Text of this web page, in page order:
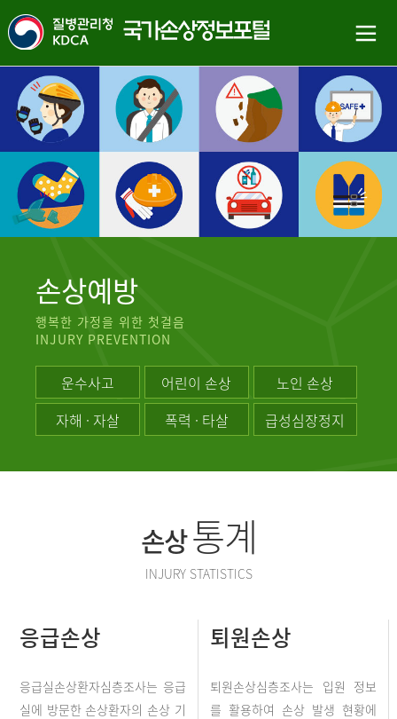
손상예방
행복한 가정을 위한 첫걸음
INJURY PREVENTION
운수사고 어린이 손상
노인 손상
자해 · 자살
폭력 · 타살 급성심장정지
손상통계
INJURY STATISTICS
응급손상
응급실손상환자심층조사는 응급
실에 방문한 손상환자의 손상 기
퇴원손상
퇴원손상심층조사는 입원 정보
를 활용하여 손상 발생 현황에